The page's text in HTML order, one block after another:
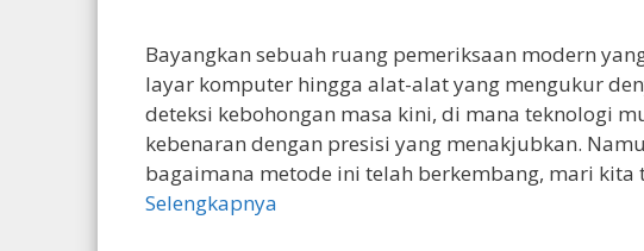
Bayangkan sebuah ruang pemeriksaan modern
layar komputer hingga alat-alat yang mengukur
deteksi kebohongan masa kini, di mana teknologi
kebenaran dengan presisi yang menakjubkan.
bagaimana metode ini telah berkembang, mari
Selengkapnya